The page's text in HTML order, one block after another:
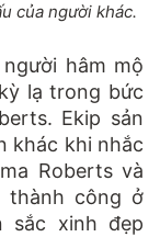
của người khác.
hâm mộ
lạ trong bức
Ekip sản
khác khi nhắc
Roberts và
thành công ở
sắc xinh đẹp